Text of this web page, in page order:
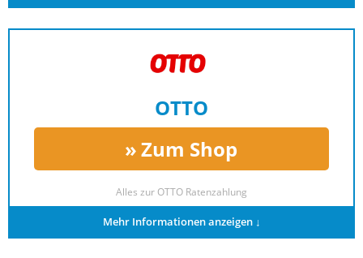
OTTO
Zum Shop
Alles zur OTTO Ratenzahlung
Mehr Informationen anzeigen ↓